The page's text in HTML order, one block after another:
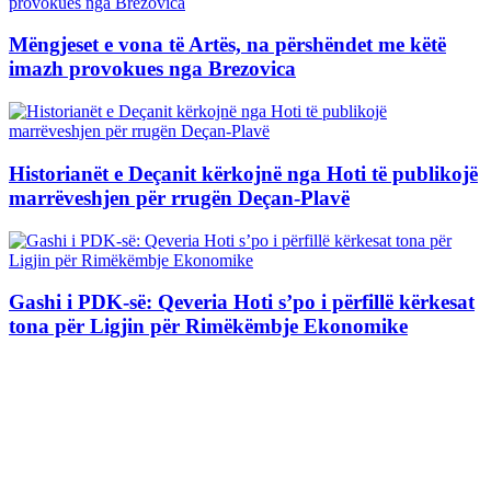
Mëngjeset e vona të Artës, na përshëndet me këtë
imazh provokues nga Brezovica
Historianët e Deçanit kërkojnë nga Hoti të publikojë
marrëveshjen për rrugën Deçan-Plavë
Gashi i PDK-së: Qeveria Hoti s’po i përfillë kërkesat
tona për Ligjin për Rimëkëmbje Ekonomike